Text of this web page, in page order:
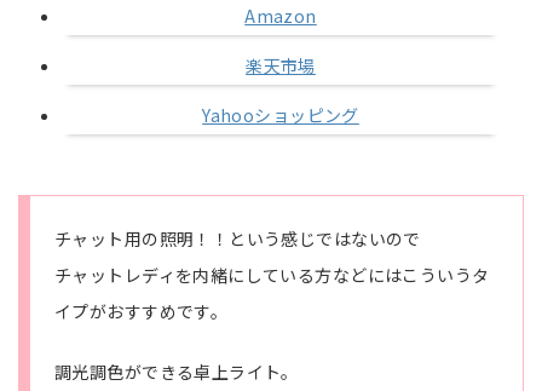
Amazon
楽天市場
Yahooショッピング
チャット用の照明！！という感じではないので
チャットレディを内緒にしている方などにはこういうタ
イプがおすすめです。
調光調色ができる卓上ライト。